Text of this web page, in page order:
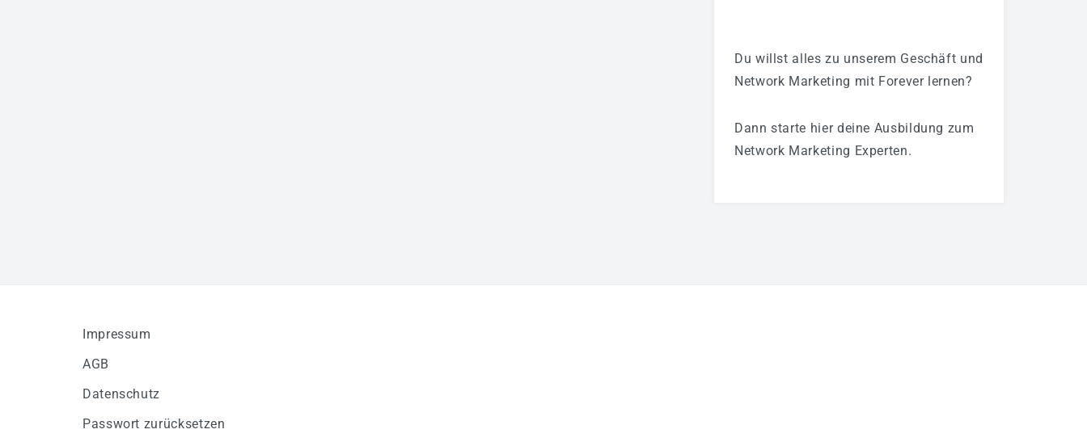
Du willst alles zu unserem Geschäft und
Network Marketing mit Forever lernen?
Dann starte hier deine Ausbildung zum
Network Marketing Experten.
Impressum
AGB
Datenschutz
Passwort zurücksetzen